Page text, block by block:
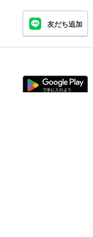
友だち追加